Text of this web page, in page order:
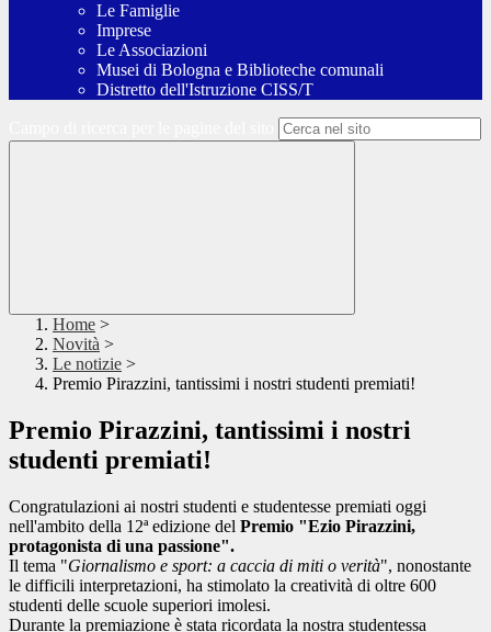
Le Famiglie
Imprese
Le Associazioni
Musei di Bologna e Biblioteche comunali
Distretto dell'Istruzione CISS/T
Home >
Novità >
Le notizie >
Premio Pirazzini, tantissimi i nostri studenti premiati!
Premio Pirazzini, tantissimi i nostri
studenti premiati!
Congratulazioni ai nostri studenti e studentesse premiati oggi
nell'ambito della 12ª edizione del Premio "Ezio Pirazzini,
protagonista di una passione".
Il tema "Giornalismo e sport: a caccia di miti o verità", nonostante
le difficili interpretazioni, ha stimolato la creatività di oltre 600
studenti delle scuole superiori imolesi.
Durante la premiazione è stata ricordata la nostra studentessa